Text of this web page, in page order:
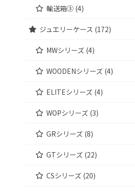
輸送箱③ (4)
ジュエリーケース (172)
MWシリーズ (4)
WOODENシリーズ (4)
ELITEシリーズ (4)
WOPシリーズ (3)
GRシリーズ (8)
GTシリーズ (22)
CSシリーズ (20)